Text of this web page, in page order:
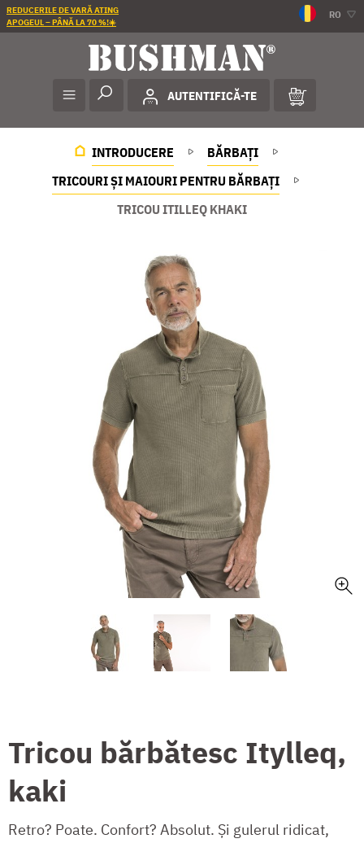
REDUCERILE DE VARĂ ATING
APOGEUL – PÂNĂ LA 70 %!☀️
RO
AUTENTIFICĂ-TE
INTRODUCERE
BĂRBAȚI
TRICOURI ȘI MAIOURI PENTRU BĂRBAȚI
TRICOU ITILLEQ KHAKI
Tricou bărbătesc Itylleq,
kaki
Retro? Poate. Confort? Absolut. Și gulerul ridicat,